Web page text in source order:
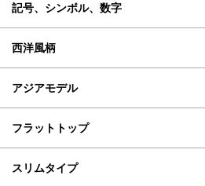
記号、シンボル、数字
西洋風柄
アジアモデル
フラットトップ
スリムタイプ